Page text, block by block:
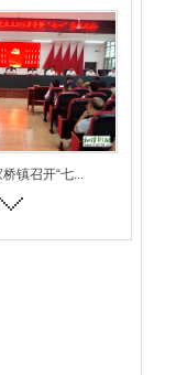
镇召开“七...